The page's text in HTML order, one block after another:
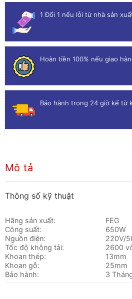
1 Đổi 1 nếu lỗi từ nhà sản
Hoàn tiền 100% nếu giao
Bảo hành trong 24 giờ kể từ
Mô tả
Thông số kỹ thuật
Hãng sản xuất:
Công suất:
Nguồn điện:
Tốc độ không tải:
Khoan thép:
Khoan gỗ:
Bảo hành:
FEG
650W
220V/
2600
13mm
25mm
3